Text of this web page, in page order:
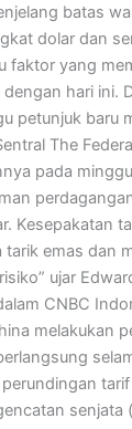
batas
dolar dan
faktor yang
hari ini.
petunjuk baru
The
pada
Kesepakatan
tarik emas dan
ujar
CNBC
melakukan
senjata